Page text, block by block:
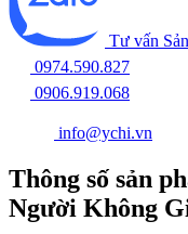
Tư vấn
0974.590.827
0906.919.068
info@ychi.vn
Thông số sản
Người Không